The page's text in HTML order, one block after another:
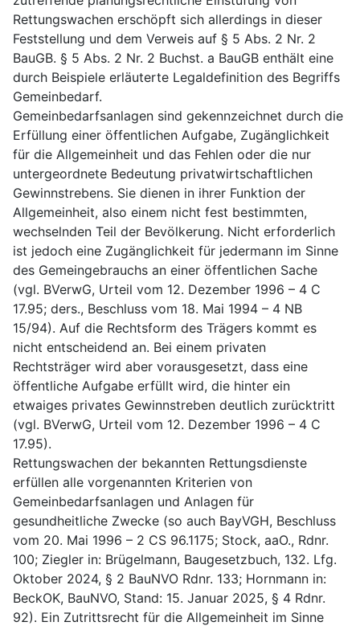
Rettungswachen erschöpft sich allerdings in dieser
Feststellung und dem Verweis auf § 5 Abs. 2 Nr. 2
BauGB. § 5 Abs. 2 Nr. 2 Buchst. a BauGB enthält eine
durch Beispiele erläuterte Legaldefinition des Begriffs
Gemeinbedarf.
Gemeinbedarfsanlagen sind gekennzeichnet durch die
Erfüllung einer öffentlichen Aufgabe, Zugänglichkeit
für die Allgemeinheit und das Fehlen oder die nur
untergeordnete Bedeutung privatwirtschaftlichen
Gewinnstrebens. Sie dienen in ihrer Funktion der
Allgemeinheit, also einem nicht fest bestimmten,
wechselnden Teil der Bevölkerung. Nicht erforderlich
ist jedoch eine Zugänglichkeit für jedermann im Sinne
des Gemeingebrauchs an einer öffentlichen Sache
(vgl. BVerwG, Urteil vom 12. Dezember 1996 – 4 C
17.95; ders., Beschluss vom 18. Mai 1994 – 4 NB
15/94). Auf die Rechtsform des Trägers kommt es
nicht entscheidend an. Bei einem privaten
Rechtsträger wird aber vorausgesetzt, dass eine
öffentliche Aufgabe erfüllt wird, die hinter ein
etwaiges privates Gewinnstreben deutlich zurücktritt
(vgl. BVerwG, Urteil vom 12. Dezember 1996 – 4 C
17.95).
Rettungswachen der bekannten Rettungsdienste
erfüllen alle vorgenannten Kriterien von
Gemeinbedarfsanlagen und Anlagen für
gesundheitliche Zwecke (so auch BayVGH, Beschluss
vom 20. Mai 1996 – 2 CS 96.1175; Stock, aaO., Rdnr.
100; Ziegler in: Brügelmann, Baugesetzbuch, 132. Lfg.
Oktober 2024, § 2 BauNVO Rdnr. 133; Hornmann in:
BeckOK, BauNVO, Stand: 15. Januar 2025, § 4 Rdnr.
92). Ein Zutrittsrecht für die Allgemeinheit im Sinne